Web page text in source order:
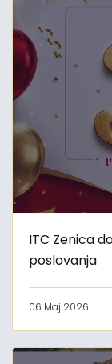
ITC Zenica
poslovanja
06 Maj 2026